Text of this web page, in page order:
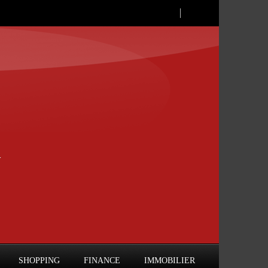
SHOPPING FINANCE IMMOBILIER